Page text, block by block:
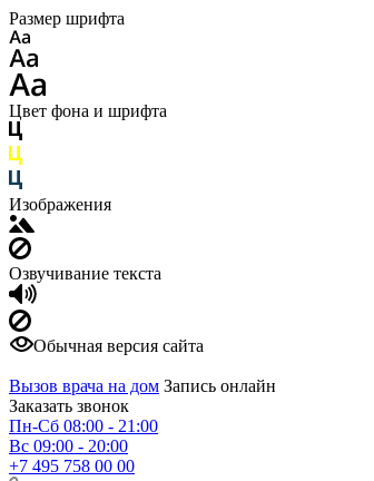
Размер шрифта
Цвет фона и шрифта
Изображения
Озвучивание текста
Обычная версия сайта
Вызов врача на дом Запись онлайн
Заказать звонок
Пн-Сб 08:00 - 21:00
Вс 09:00 - 20:00
+7 495 758 00 00